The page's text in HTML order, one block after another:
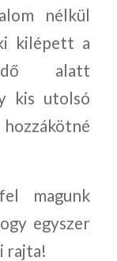
nélkül
kilépett a
alatt
kis utolsó
magunk
egyszer
rajta!